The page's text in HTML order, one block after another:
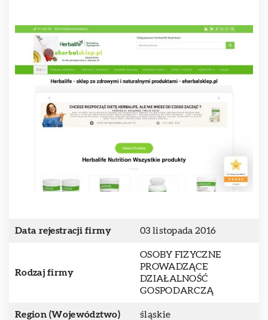
Data rejestracji firmy 03 listopada 2016
Rodzaj firmy
OSOBY FIZYCZNE
PROWADZĄCE
DZIAŁALNOŚĆ
GOSPODARCZĄ
Region (Województwo) śląskie